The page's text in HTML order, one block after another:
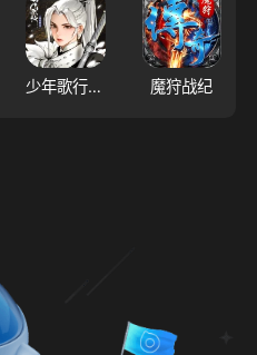
少年歌行：风花雪月 魔狩战纪